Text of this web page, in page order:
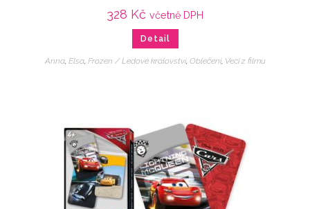
328 Kč včetně DPH
Detail
Anna, Elsa, Frozen / Ledové království, Oblečení, Veci z filmu